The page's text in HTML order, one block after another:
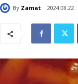
By Zamat 2024.08.22.